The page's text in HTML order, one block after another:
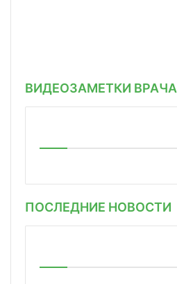
ВИДЕОЗАМЕТКИ ВРАЧА
ПОСЛЕДНИЕ НОВОСТИ